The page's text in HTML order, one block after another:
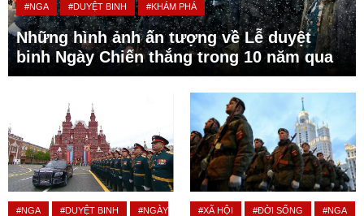
#NGA #DUYỆT BINH #KHÁM PHÁ
Những hình ảnh ấn tượng về Lễ duyệt
binh Ngày Chiến thắng trong 10 năm qua
#NGA #DUYỆT BINH
#NGÀY
#XÃ HỘI #ĐỜI SỐNG #NGA